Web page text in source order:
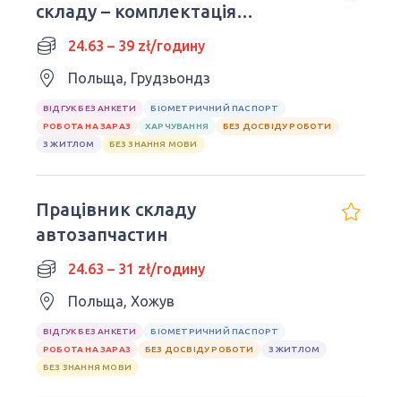
складу – комплектація
замовлень
24.63 – 39 zł/годину
Польща, Грудзьондз
ВІДГУК БЕЗ АНКЕТИ
БІОМЕТРИЧНИЙ ПАСПОРТ
РОБОТА НА ЗАРАЗ
ХАРЧУВАННЯ
БЕЗ ДОСВІДУ РОБОТИ
З ЖИТЛОМ
БЕЗ ЗНАННЯ МОВИ
Працівник складу
автозапчастин
24.63 – 31 zł/годину
Польща, Хожув
ВІДГУК БЕЗ АНКЕТИ
БІОМЕТРИЧНИЙ ПАСПОРТ
РОБОТА НА ЗАРАЗ
БЕЗ ДОСВІДУ РОБОТИ
З ЖИТЛОМ
БЕЗ ЗНАННЯ МОВИ